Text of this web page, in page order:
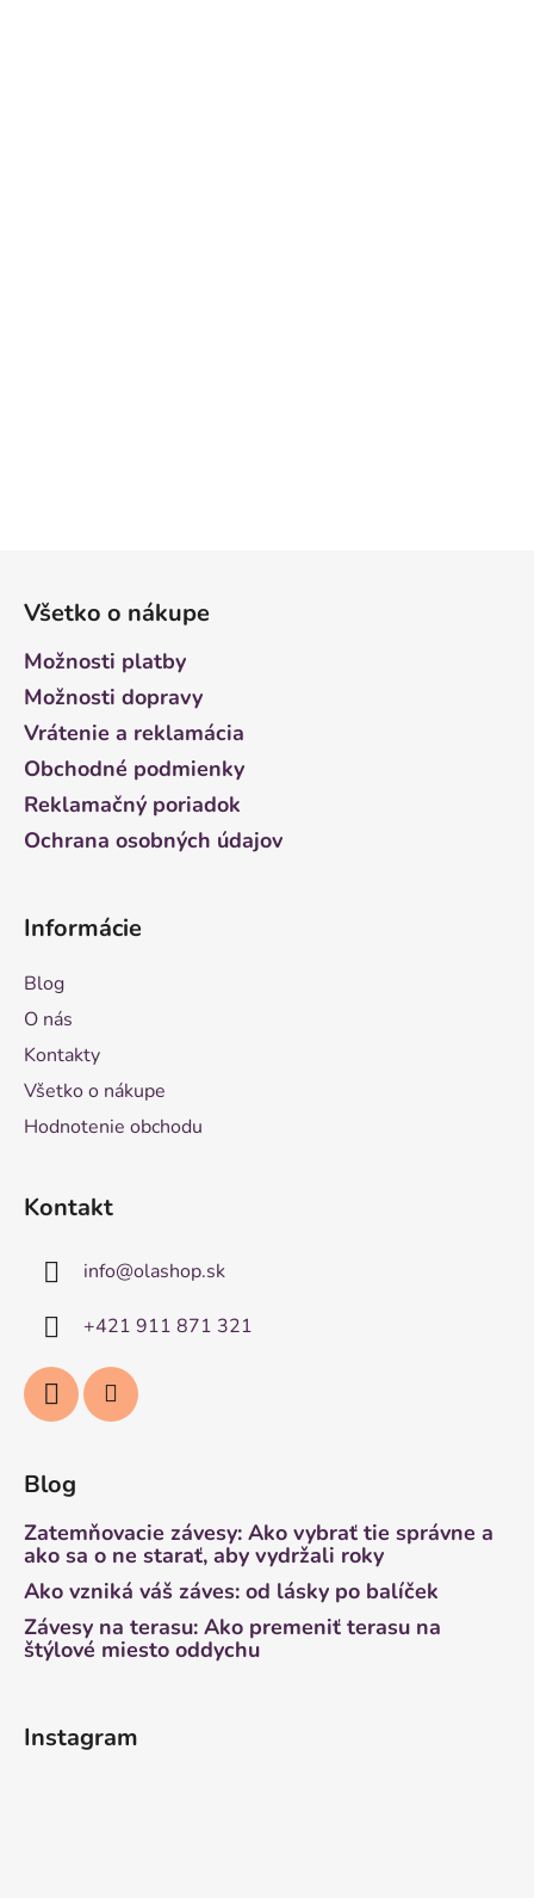
Všetko o nákupe
Možnosti platby
Možnosti dopravy
Vrátenie a reklamácia
Obchodné podmienky
Reklamačný poriadok
Ochrana osobných údajov
Informácie
Blog
O nás
Kontakty
Všetko o nákupe
Hodnotenie obchodu
Kontakt
info@olashop.sk
+421 911 871 321
Blog
Zatemňovacie závesy: Ako vybrať tie správne a
ako sa o ne starať, aby vydržali roky
Ako vzniká váš záves: od lásky po balíček
Závesy na terasu: Ako premeniť terasu na
štýlové miesto oddychu
Instagram